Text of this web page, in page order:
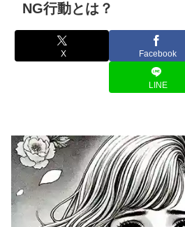
NG行動とは？
X Facebook
LINE